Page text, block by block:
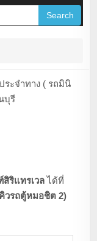
Search
ระจำทาง ( รถมินิ
บุรี
ริแทรเวลได้ที่
วรถตู้หมอชิต 2)